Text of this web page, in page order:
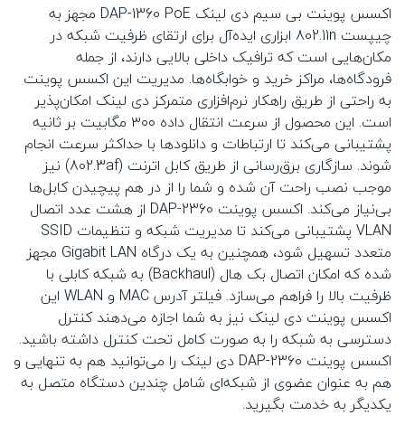
اکسس پوینت بی سیم دی لینک DAP-1360 PoE مجهز به
چیپست 802.11n ابزاری ایده‌آل برای ارتقای ظرفیت شبکه در
مکان‌هایی است که ترافیک داخلی بالایی دارند، از جمله
فرودگاه‌ها، مراکز خرید و خوابگاه‌ها. مدیریت این اکسس پوینت
به راحتی از طریق راهکار نرم‌افزاری متمرکز دی لینک امکان‌پذیر
است. این محصول از سرعت انتقال داده ۳۰۰ مگابیت بر ثانیه
پشتیبانی می‌کند تا ارتباطات و دانلودها با حداکثر سرعت انجام
شوند. سازگاری برق‌رسانی از طریق کابل اترنت (802.3af) نیز
موجب نصب راحت آن شده و شما را از در هم پیچیدن کابل‌‌ها
بی‌نیاز می‌کند. اکسس پوینت DAP-2360 از هشت عدد اتصال
VLAN پشتیبانی می‌کند تا مدیریت شبکه و تنظیمات SSID
متعدد تسهیل شود، همچنین به یک درگاه Gigabit LAN مجهز
شده که امکان اتصال بک هال (Backhaul) به شبکه کابلی با
ظرفیت بالا را فراهم می‌سازد. فیلتر آدرس MAC و WLAN این
اکسس پوینت دی لینک نیز به شما اجازه می‌دهند کنترل
دسترسی به شبکه را به صورت کامل تحت کنترل داشته باشید.
اکسس پوینت DAP-2360 دی لینک را می‌توانید هم به تنهایی و
هم به عنوان عضوی از شبکه‌ای شامل چندین دستگاه متصل به
یکدیگر به خدمت بگیرید.